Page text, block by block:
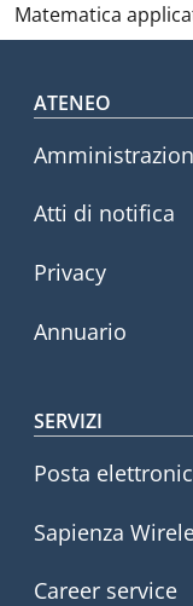
Matematica
Footer
ATENEO
Atti di notifica
Privacy
Annuario
SERVIZI
Posta
Sapienza
Career service